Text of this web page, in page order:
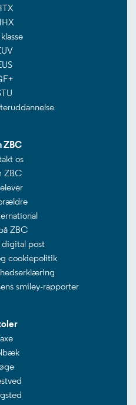
ZBC
os
ZBC
ZBC
digital post
cookiepolitik
smiley-rapporter